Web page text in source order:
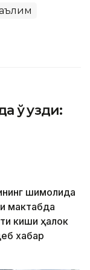
ўқ узди:
шимолида
мактабда
киши ҳалок
хабар